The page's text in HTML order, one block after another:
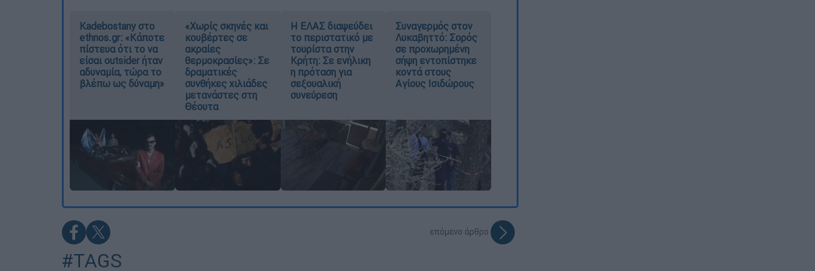
Kadebostany στο
ethnos.gr: «Κάποτε
πίστευα ότι το να
είσαι outsider ήταν
αδυναμία, τώρα το
βλέπω ως δύναμη»
«Χωρίς σκηνές και
κουβέρτες σε
ακραίες
θερμοκρασίες»: Σε
δραματικές
συνθήκες χιλιάδες
μετανάστες στη
Θέουτα
Η ΕΛΑΣ διαψεύδει
το περιστατικό με
τουρίστα στην
Κρήτη: Σε ενήλικη
η πρόταση για
σεξουαλική
συνεύρεση
Συναγερμός στον
Λυκαβηττό: Σορός
σε προχωρημένη
σήψη εντοπίστηκε
κοντά στους
Αγίους Ισιδώρους
επόμενο άρθρο
#TAGS